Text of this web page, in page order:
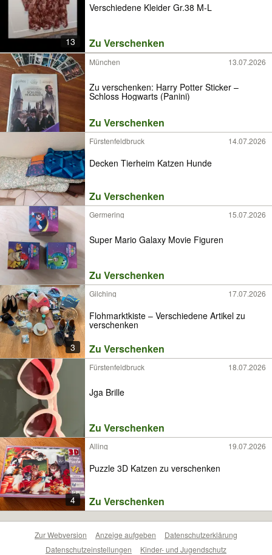
13
Verschiedene Kleider Gr.38 M-L
Zu Verschenken
München 13.07.2026
Zu verschenken: Harry Potter Sticker –
Schloss Hogwarts (Panini)
Zu Verschenken
Fürstenfeldbruck 14.07.2026
Decken Tierheim Katzen Hunde
Zu Verschenken
Germering 15.07.2026
Super Mario Galaxy Movie Figuren
Zu Verschenken
3
Gilching 17.07.2026
Flohmarktkiste – Verschiedene Artikel zu
verschenken
Zu Verschenken
Fürstenfeldbruck 18.07.2026
Jga Brille
Zu Verschenken
4
Alling 19.07.2026
Puzzle 3D Katzen zu verschenken
Zu Verschenken
Zur Webversion Anzeige aufgeben
Datenschutzerklärung
Datenschutzeinstellungen
Kinder- und Jugendschutz